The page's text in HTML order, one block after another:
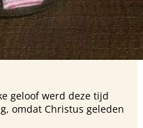
geloof werd deze tijd
omdat Christus geleden